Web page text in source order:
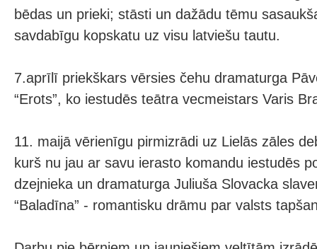
bēdas un prieki; stāsti un dažādu tēmu
savdabīgu kopskatu uz visu latviešu tautu.
7.aprīlī priekškars vērsies čehu dramaturga
“Erots”, ko iestudēs teātra vecmeistars Varis
11. maijā vērienīgu pirmizrādi uz Lielās zāles
kurš nu jau ar savu ierasto komandu iestudēs
dzejnieka un dramaturga Juliuša Slovacka
“Baladīna” - romantisku drāmu par valsts